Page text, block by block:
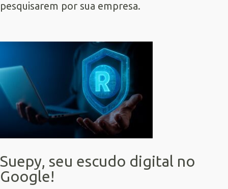
pesquisarem por sua empresa.
Suepy, seu escudo digital no
Google!